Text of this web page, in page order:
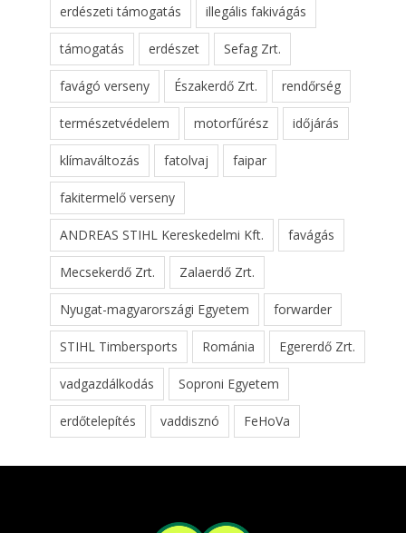
erdészeti támogatás illegális fakivágás
támogatás erdészet Sefag Zrt.
favágó verseny Északerdő Zrt. rendőrség
természetvédelem motorfűrész időjárás
klímaváltozás fatolvaj faipar
fakitermelő verseny
ANDREAS STIHL Kereskedelmi Kft. favágás
Mecsekerdő Zrt. Zalaerdő Zrt.
Nyugat-magyarországi Egyetem forwarder
STIHL Timbersports Románia Egererdő Zrt.
vadgazdálkodás Soproni Egyetem
erdőtelepítés vaddisznó FeHoVa